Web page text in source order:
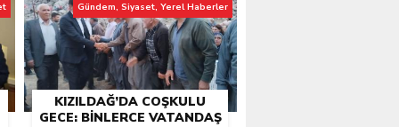
KIZILDAĞ’DA COŞKULU
GECE: BINLERCE VATANDAŞ
Gündem, Siyaset, Yerel Haberler